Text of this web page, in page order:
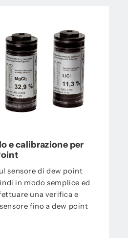
e calibrazione per
sensore di dew point
in modo semplice ed
una verifica e
fino a dew point